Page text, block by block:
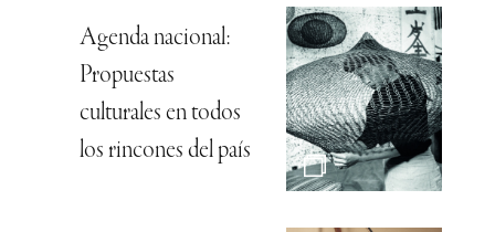
Agenda nacional:
Propuestas
culturales en todos
los rincones del país